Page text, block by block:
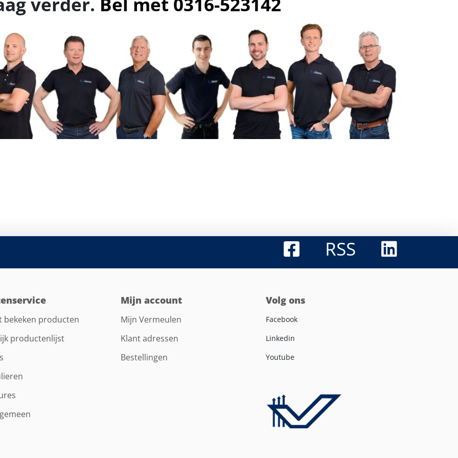
RSS
bekeken producten
productenlijst
Mijn account
Mijn Vermeulen
Klant adressen
Bestellingen
Volg ons
Facebook
Linkedin
Youtube